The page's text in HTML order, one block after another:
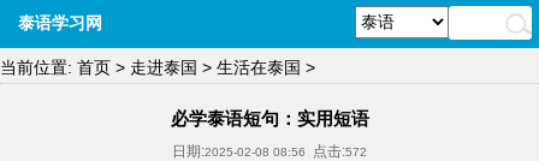
泰语学习网
当前位置: 首页 > 走进泰国 > 生活在泰国 >
必学泰语短句：实用短语
日期:2025-02-08 08:56 点击:572